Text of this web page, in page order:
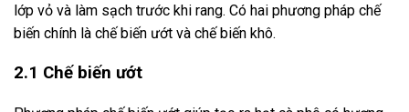
lớp vỏ và làm sạch trước khi rang. Có hai phương pháp chế
biến chính là chế biến ướt và chế biến khô.
2.1 Chế biến ướt